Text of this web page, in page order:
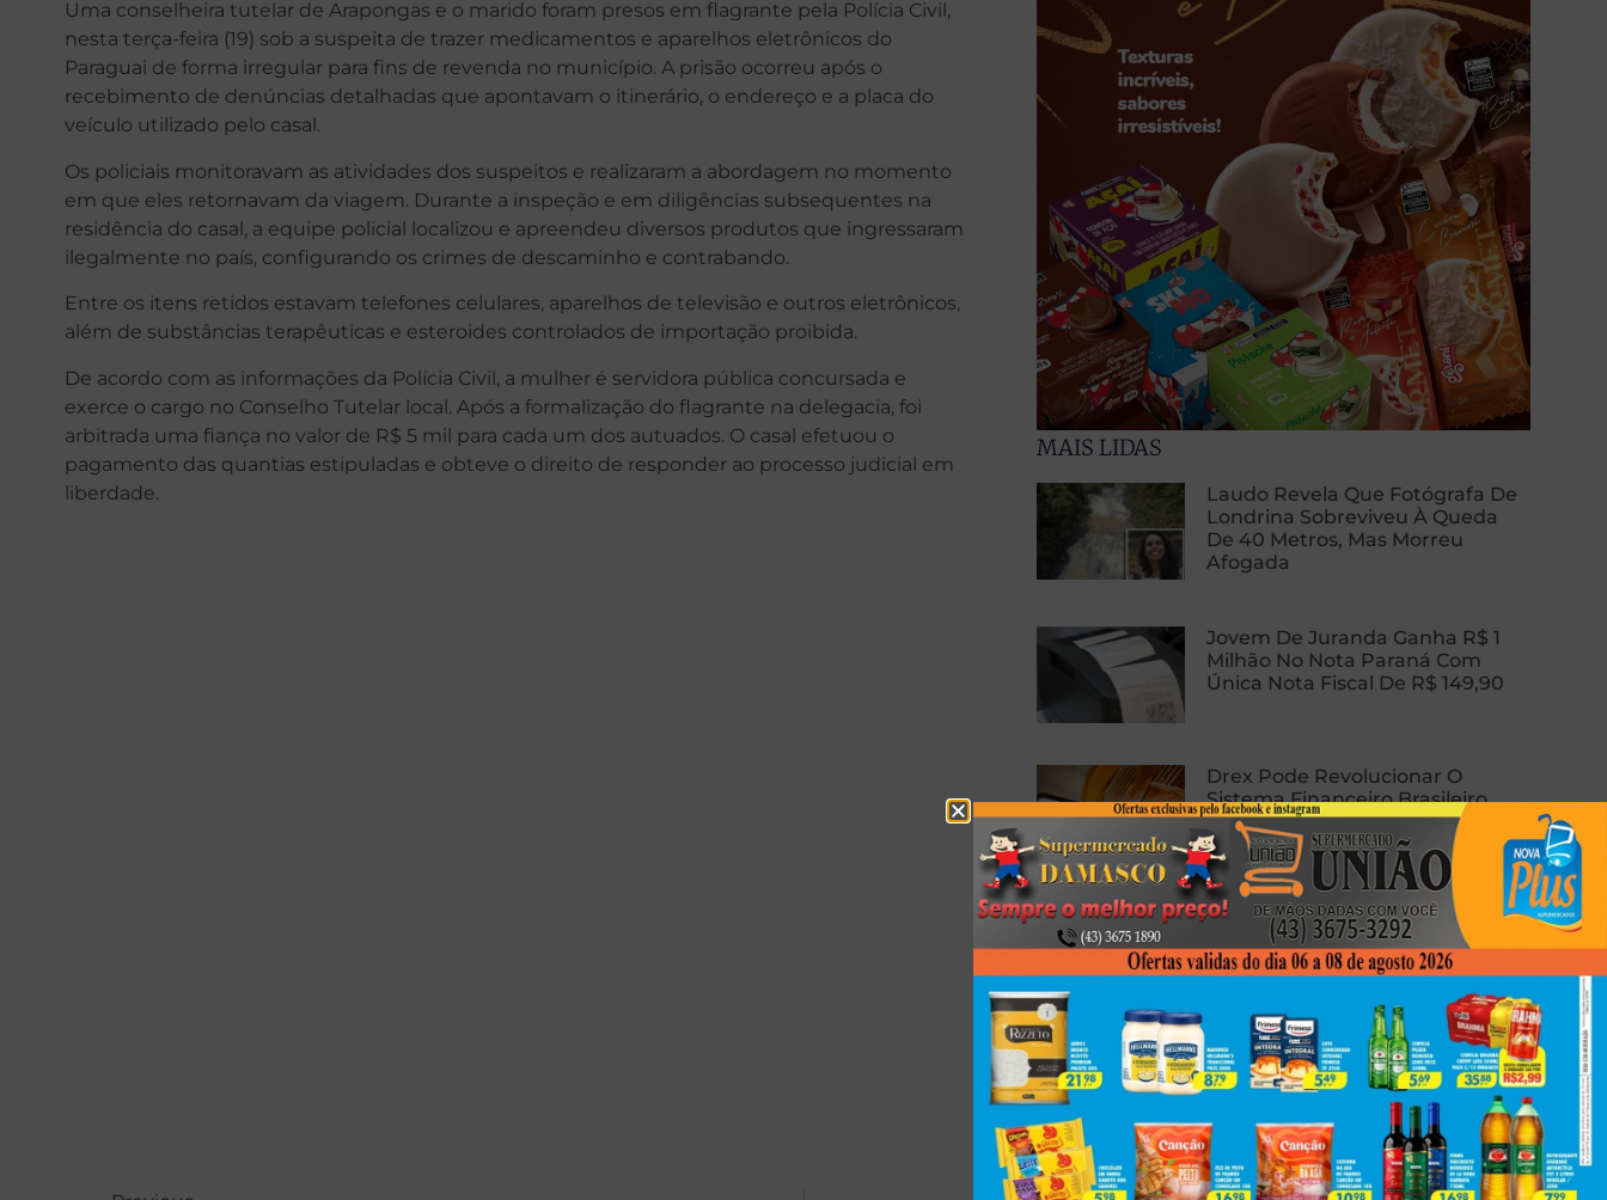
Uma conselheira tutelar de Arapongas e o marido foram presos em flagrante pela Polícia Civil,
nesta terça-feira (19) sob a suspeita de trazer medicamentos e aparelhos eletrônicos do
Paraguai de forma irregular para fins de revenda no município. A prisão ocorreu após o
recebimento de denúncias detalhadas que apontavam o itinerário, o endereço e a placa do
veículo utilizado pelo casal.
Os policiais monitoravam as atividades dos suspeitos e realizaram a abordagem no momento
em que eles retornavam da viagem. Durante a inspeção e em diligências subsequentes na
residência do casal, a equipe policial localizou e apreendeu diversos produtos que ingressaram
ilegalmente no país, configurando os crimes de descaminho e contrabando.
Entre os itens retidos estavam telefones celulares, aparelhos de televisão e outros eletrônicos,
além de substâncias terapêuticas e esteroides controlados de importação proibida.
De acordo com as informações da Polícia Civil, a mulher é servidora pública concursada e
exerce o cargo no Conselho Tutelar local. Após a formalização do flagrante na delegacia, foi
arbitrada uma fiança no valor de R$ 5 mil para cada um dos autuados. O casal efetuou o
pagamento das quantias estipuladas e obteve o direito de responder ao processo judicial em
liberdade.
MAIS LIDAS
Laudo Revela Que Fotógrafa De
Londrina Sobreviveu À Queda
De 40 Metros, Mas Morreu
Afogada
Jovem De Juranda Ganha R$ 1
Milhão No Nota Paraná Com
Única Nota Fiscal De R$ 149,90
Drex Pode Revolucionar O
Sistema Financeiro Brasileiro
Com Contratos Inteligentes,
Tokenização E Dinheiro
Programável
Homem Sofre Ataque Cardíaco
Durante Relação Sexual, Morre E
Caso Gera Batalha Judicial Por
Doação De Órgãos